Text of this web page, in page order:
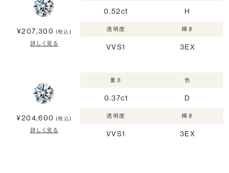
¥207,300 (税込)
詳しく見る
0.52ct H
透明度
VVS1
輝き
3EX
¥204,600 (税込)
詳しく見る
重さ
0.37ct
色
D
透明度
VVS1
輝き
3EX